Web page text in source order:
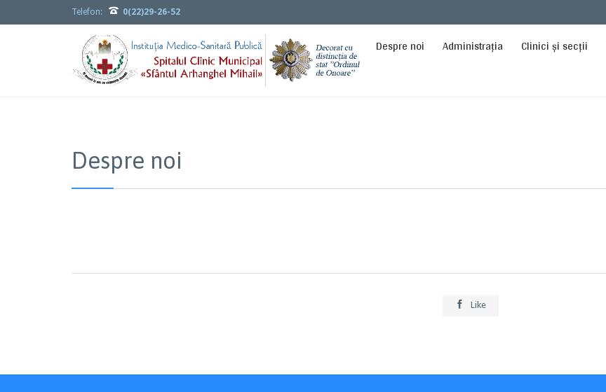
Telefon:  0(22)29-26-52
Despre noi Administrația Clinici și secții
Despre noi
 Like